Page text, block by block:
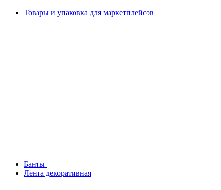
Товары и упаковка для маркетплейсов
Банты
Лента декоративная